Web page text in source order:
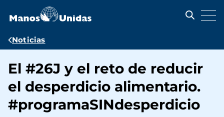
contenido
Ruta
navegación
Noticias
El #26J y el reto de reducir
el desperdicio alimentario.
#programaSINdesperdicio